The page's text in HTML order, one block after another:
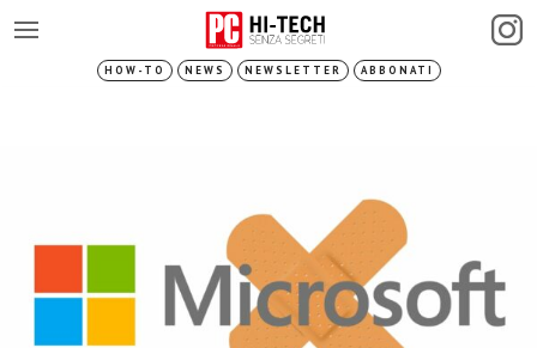
HOW-TO NEWS NEWSLETTER ABBONATI